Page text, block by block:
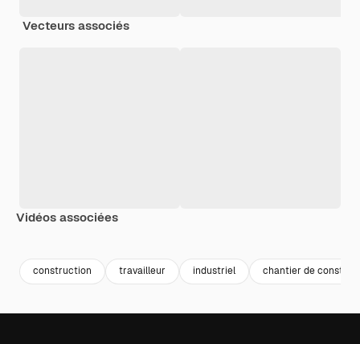
Vecteurs associés
Vidéos associées
construction travailleur industriel chantier de